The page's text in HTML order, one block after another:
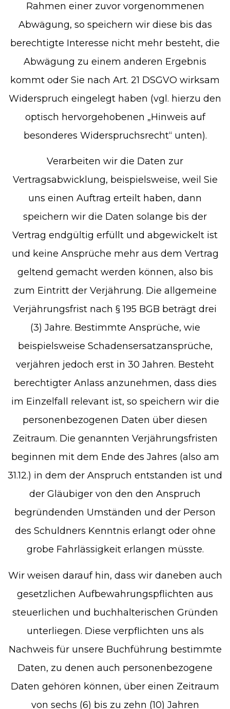
Rahmen einer zuvor vorgenommenen
Abwägung, so speichern wir diese bis das
berechtigte Interesse nicht mehr besteht, die
Abwägung zu einem anderen Ergebnis
kommt oder Sie nach Art. 21 DSGVO wirksam
Widerspruch eingelegt haben (vgl. hierzu den
optisch hervorgehobenen „Hinweis auf
besonderes Widerspruchsrecht“ unten).
Verarbeiten wir die Daten zur
Vertragsabwicklung, beispielsweise, weil Sie
uns einen Auftrag erteilt haben, dann
speichern wir die Daten solange bis der
Vertrag endgültig erfüllt und abgewickelt ist
und keine Ansprüche mehr aus dem Vertrag
geltend gemacht werden können, also bis
zum Eintritt der Verjährung. Die allgemeine
Verjährungsfrist nach § 195 BGB beträgt drei
(3) Jahre. Bestimmte Ansprüche, wie
beispielsweise Schadensersatzansprüche,
verjähren jedoch erst in 30 Jahren. Besteht
berechtigter Anlass anzunehmen, dass dies
im Einzelfall relevant ist, so speichern wir die
personenbezogenen Daten über diesen
Zeitraum. Die genannten Verjährungsfristen
beginnen mit dem Ende des Jahres (also am
31.12.) in dem der Anspruch entstanden ist und
der Gläubiger von den den Anspruch
begründenden Umständen und der Person
des Schuldners Kenntnis erlangt oder ohne
grobe Fahrlässigkeit erlangen müsste.
Wir weisen darauf hin, dass wir daneben auch
gesetzlichen Aufbewahrungspflichten aus
steuerlichen und buchhalterischen Gründen
unterliegen. Diese verpflichten uns als
Nachweis für unsere Buchführung bestimmte
Daten, zu denen auch personenbezogene
Daten gehören können, über einen Zeitraum
von sechs (6) bis zu zehn (10) Jahren